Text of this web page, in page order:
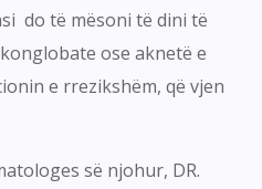
do të mësoni të dini të
ose aknetë e
e rrezikshëm, që vjen
së njohur, DR.